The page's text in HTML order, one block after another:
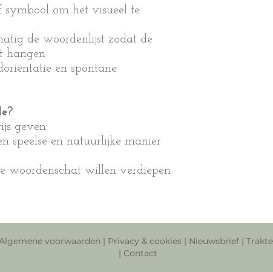
symbool om het visueel te
de woordenlijst zodat de
hangen
en spontane
geven
speelse en natuurlijke manier
woordenschat willen verdiepen
voorwaarden | Privacy & cookies| Nieuwsbrief |
| Contact